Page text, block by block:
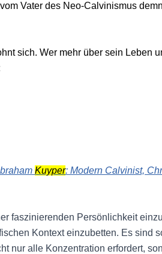
Vater des Neo-Calvinismus
sich. Wer mehr über sein Leben
Kuyper: Modern Calvinist,
faszinierenden Persönlichkeit
Kontext einzubetten. Es sind
nur alle Konzentration erfordert,